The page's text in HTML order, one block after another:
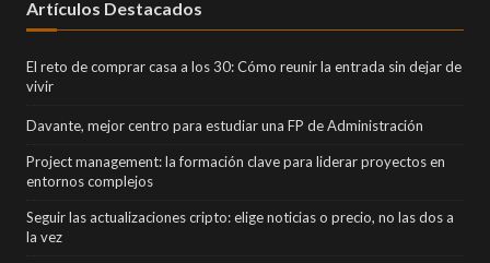
Artículos Destacados
El reto de comprar casa a los 30: Cómo reunir la entrada sin dejar de
vivir
Davante, mejor centro para estudiar una FP de Administración
Project management: la formación clave para liderar proyectos en
entornos complejos
Seguir las actualizaciones cripto: elige noticias o precio, no las dos a
la vez